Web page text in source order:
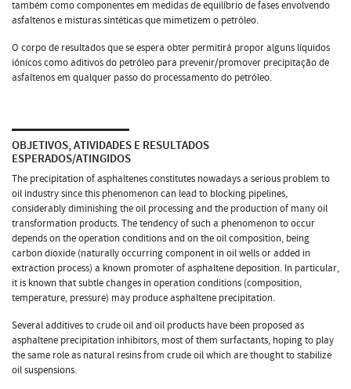
também como componentes em medidas de equilíbrio de fases envolvendo
asfaltenos e misturas sintéticas que mimetizem o petróleo.
O corpo de resultados que se espera obter permitirá propor alguns líquidos
iónicos como aditivos do petróleo para prevenir/promover precipitação de
asfaltenos em qualquer passo do processamento do petróleo.
OBJETIVOS, ATIVIDADES E RESULTADOS
ESPERADOS/ATINGIDOS
The precipitation of asphaltenes constitutes nowadays a serious problem to
oil industry since this phenomenon can lead to blocking pipelines,
considerably diminishing the oil processing and the production of many oil
transformation products. The tendency of such a phenomenon to occur
depends on the operation conditions and on the oil composition, being
carbon dioxide (naturally occurring component in oil wells or added in
extraction process) a known promoter of asphaltene deposition. In particular,
it is known that subtle changes in operation conditions (composition,
temperature, pressure) may produce asphaltene precipitation.
Several additives to crude oil and oil products have been proposed as
asphaltene precipitation inhibitors, most of them surfactants, hoping to play
the same role as natural resins from crude oil which are thought to stabilize
oil suspensions.